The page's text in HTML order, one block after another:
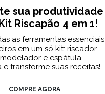
sua produtividade
Riscapão 4 em 1!
as ferramentas essenciais
em um só kit: riscador,
e espátula.
e transforme suas receitas!
COMPRE AGORA